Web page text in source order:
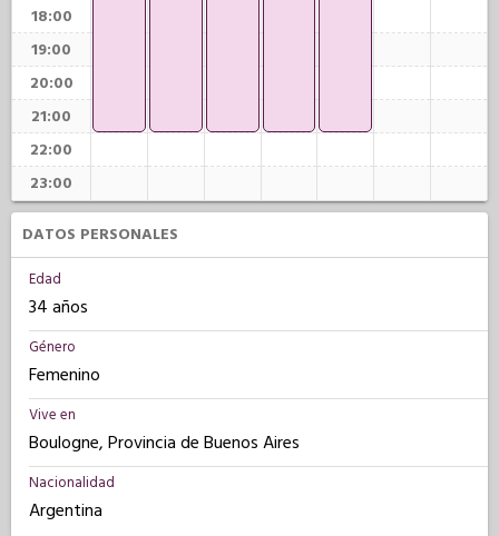
18:00
19:00
20:00
21:00
22:00
23:00
DATOS PERSONALES
Edad
34 años
Género
Femenino
Vive en
Boulogne, Provincia de Buenos Aires
Nacionalidad
Argentina